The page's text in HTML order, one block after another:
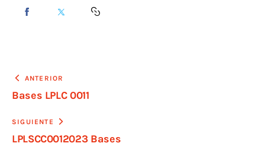
ANTERIOR
Bases LPLC 0011
SIGUIENTE
LPLSCC0012023 Bases